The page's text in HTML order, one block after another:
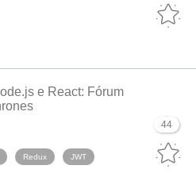
44
e React: Fórum
Redux JWT